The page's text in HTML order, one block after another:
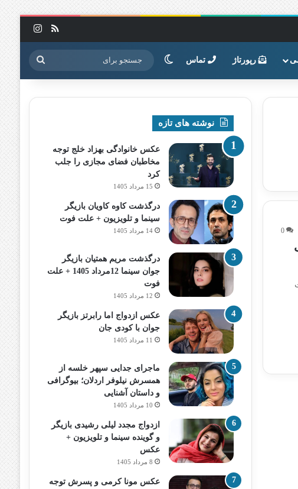
خوراک
رپورتاژ تماس تغییر پوسته جستجو
برای
0
نوشته های تازه
عکس خانوادگی بهزاد خلج توجه
مخاطبان فضای مجازی را جلب
کرد
15 مرداد 1405
درگذشت کاوه کاویان بازیگر
سینما و تلویزیون + علت فوت
14 مرداد 1405
درگذشت مریم همتیان بازیگر
جوان سینما 12مرداد 1405 + علت
فوت
12 مرداد 1405
عکس ازدواج اما رابرتز بازیگر
جوان با کودی جان
11 مرداد 1405
ماجرای جدایی سپهر خلسه از
همسرش نیلوفر اردلان؛ بیوگرافی
و داستان آشنایی
10 مرداد 1405
ازدواج مجدد لیلی رشیدی بازیگر
و گوینده سینما و تلویزیون +
عکس
8 مرداد 1405
عکس مونا کرمی و پسرش توجه